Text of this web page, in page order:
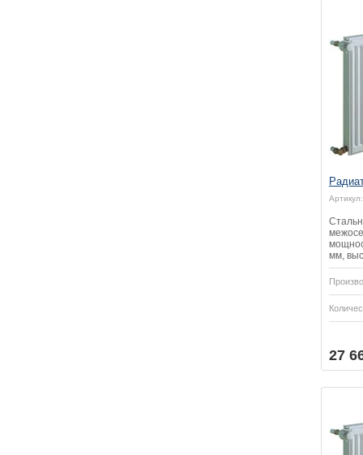
Артикул:
мм,
27